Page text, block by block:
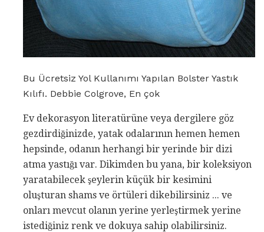
Bu Ücretsiz Yol Kullanımı Yapılan Bolster Yastık
Kılıfı. Debbie Colgrove, En çok
Ev dekorasyon literatürüne veya dergilere göz
gezdirdiğinizde, yatak odalarının hemen hemen
hepsinde, odanın herhangi bir yerinde bir dizi
atma yastığı var. Dikimden bu yana, bir koleksiyon
yaratabilecek şeylerin küçük bir kesimini
oluşturan shams ve örtüleri dikebilirsiniz ... ve
onları mevcut olanın yerine yerleştirmek yerine
istediğiniz renk ve dokuya sahip olabilirsiniz.